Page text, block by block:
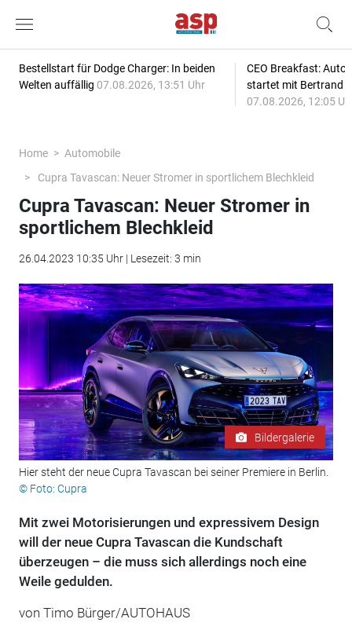
Bestellstart für Dodge Charger: In beiden
Welten auffällig 07.08.2026, 13:51 Uhr
CEO Breakfast:
startet mit Bertrand
07.08.2026, 12:05
Home
Automobile
Cupra Tavascan: Neuer Stromer in sportlichem Blechkleid
Cupra Tavascan: Neuer Stromer in
sportlichem Blechkleid
26.04.2023 10:35 Uhr | Lesezeit: 3 min
Bildergalerie
Hier steht der neue Cupra Tavascan bei seiner Premiere in Berlin.
© Foto: Cupra
Mit zwei Motorisierungen und expressivem Design
will der neue Cupra Tavascan die Kundschaft
überzeugen – die muss sich allerdings noch eine
Weile gedulden.
von Timo Bürger/AUTOHAUS